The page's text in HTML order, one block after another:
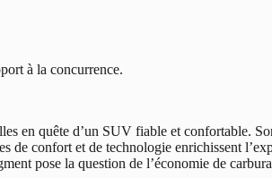
à la concurrence.
en quête d’un SUV fiable et confortable.
de confort et de technologie enrichissent
pose la question de l’économie de